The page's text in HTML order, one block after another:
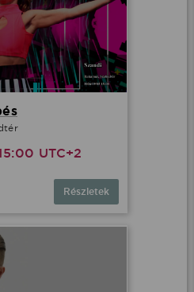
UTC+2
Részletek